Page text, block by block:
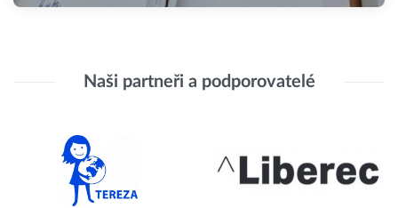
Naši partneři a podporovatelé